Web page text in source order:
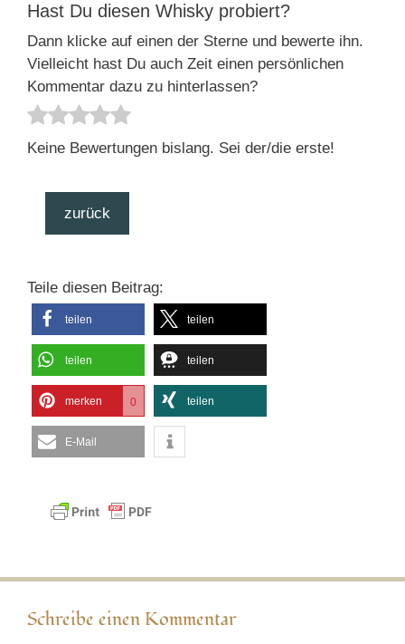
Hast Du diesen Whisky probiert?
Dann klicke auf einen der Sterne und bewerte ihn.
Vielleicht hast Du auch Zeit einen persönlichen
Kommentar dazu zu hinterlassen?
Keine Bewertungen bislang. Sei der/die erste!
zurück
Teile diesen Beitrag:
teilen teilen
teilen teilen
merken 0 teilen
E-Mail
Schreibe einen Kommentar